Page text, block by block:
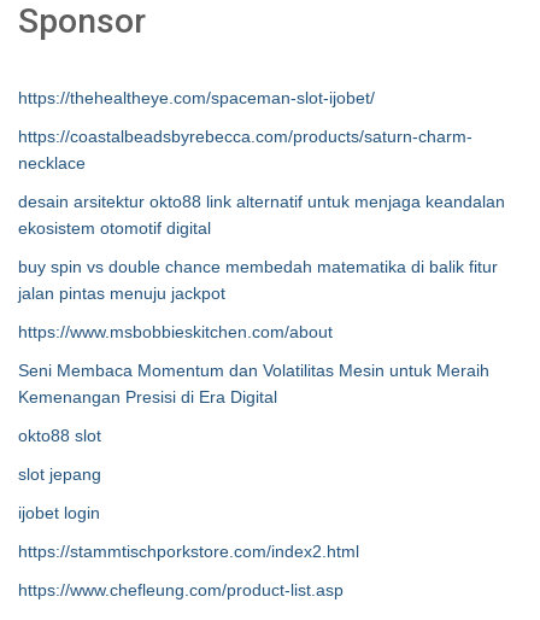
Sponsor
https://thehealtheye.com/spaceman-slot-ijobet/
https://coastalbeadsbyrebecca.com/products/saturn-charm-
necklace
desain arsitektur okto88 link alternatif untuk menjaga keandalan
ekosistem otomotif digital
buy spin vs double chance membedah matematika di balik fitur
jalan pintas menuju jackpot
https://www.msbobbieskitchen.com/about
Seni Membaca Momentum dan Volatilitas Mesin untuk Meraih
Kemenangan Presisi di Era Digital
okto88 slot
slot jepang
ijobet login
https://stammtischporkstore.com/index2.html
https://www.chefleung.com/product-list.asp